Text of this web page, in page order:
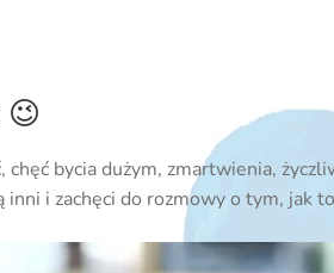
😉
bycia dużym, zmartwienia,
i zachęci do rozmowy o tym, jak